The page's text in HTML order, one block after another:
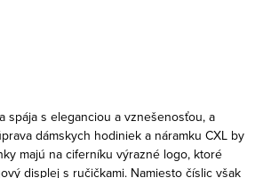
spája s eleganciou a vznešenosťou, a
dámskych hodiniek a náramku CXL by
majú na ciferníku výrazné logo, ktoré
displej s ručičkami. Namiesto číslic však